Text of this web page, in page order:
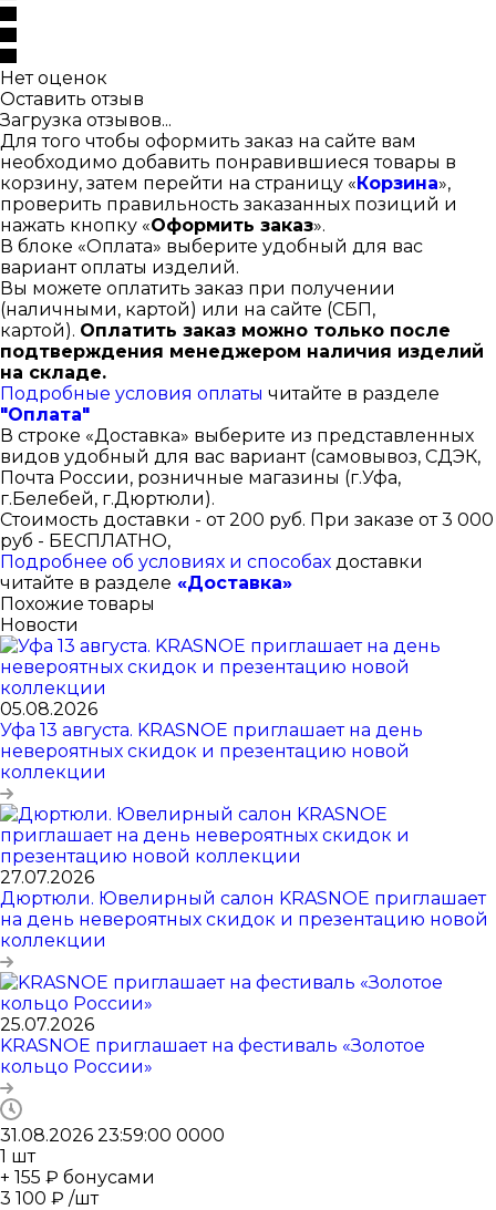
Нет оценок
Оставить отзыв
Загрузка отзывов...
Для того чтобы оформить заказ на сайте вам
необходимо добавить понравившиеся товары в
корзину, затем перейти на страницу «Корзина»,
проверить правильность заказанных позиций и
нажать кнопку «Оформить заказ».
В блоке «Оплата» выберите удобный для вас
вариант оплаты изделий.
Вы можете оплатить заказ при получении
(наличными, картой) или на сайте (СБП,
картой). Оплатить заказ можно только после
подтверждения менеджером наличия изделий
на складе.
Подробные условия оплаты читайте в разделе
"Оплата"
В строке «Доставка» выберите из представленных
видов удобный для вас вариант (самовывоз, СДЭК,
Почта России, розничные магазины (г.Уфа,
г.Белебей, г.Дюртюли).
Стоимость доставки - от 200 руб. При заказе от 3 000
руб - БЕСПЛАТНО,
Подробнее об условиях и способах доставки
читайте в разделе «Доставка»
Похожие товары
Новости
05.08.2026
Уфа 13 августа. KRASNOE приглашает на день
невероятных скидок и презентацию новой
коллекции
27.07.2026
Дюртюли. Ювелирный салон KRASNOE приглашает
на день невероятных скидок и презентацию новой
коллекции
25.07.2026
KRASNOE приглашает на фестиваль «Золотое
кольцо России»
31.08.2026 23:59:00 0000
1 шт
+ 155 ₽ бонусами
3 100 ₽ /шт